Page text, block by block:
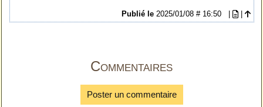
Publié le 2025/01/08 # 16:50
Commentaires
Poster un commentaire